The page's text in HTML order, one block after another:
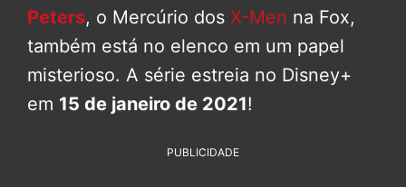
Peters, o Mercúrio dos X-Men na Fox,
também está no elenco em um papel
misterioso. A série estreia no Disney+
em 15 de janeiro de 2021!
PUBLICIDADE